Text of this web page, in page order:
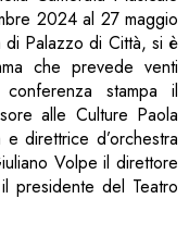
2024 al 27 maggio
di Palazzo di Città, si è
che prevede venti
stampa il
alle Culture Paola
direttrice d’orchestra
Volpe il direttore
presidente del Teatro